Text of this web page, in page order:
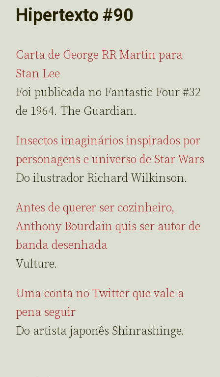
Hipertexto #90
Carta de George RR Martin para
Stan Lee
Foi publicada no Fantastic Four #32
de 1964. The Guardian.
Insectos imaginários inspirados por
personagens e universo de Star Wars
Do ilustrador Richard Wilkinson.
Antes de querer ser cozinheiro,
Anthony Bourdain quis ser autor de
banda desenhada
Vulture.
Uma conta no Twitter que vale a
pena seguir
Do artista japonês Shinrashinge.